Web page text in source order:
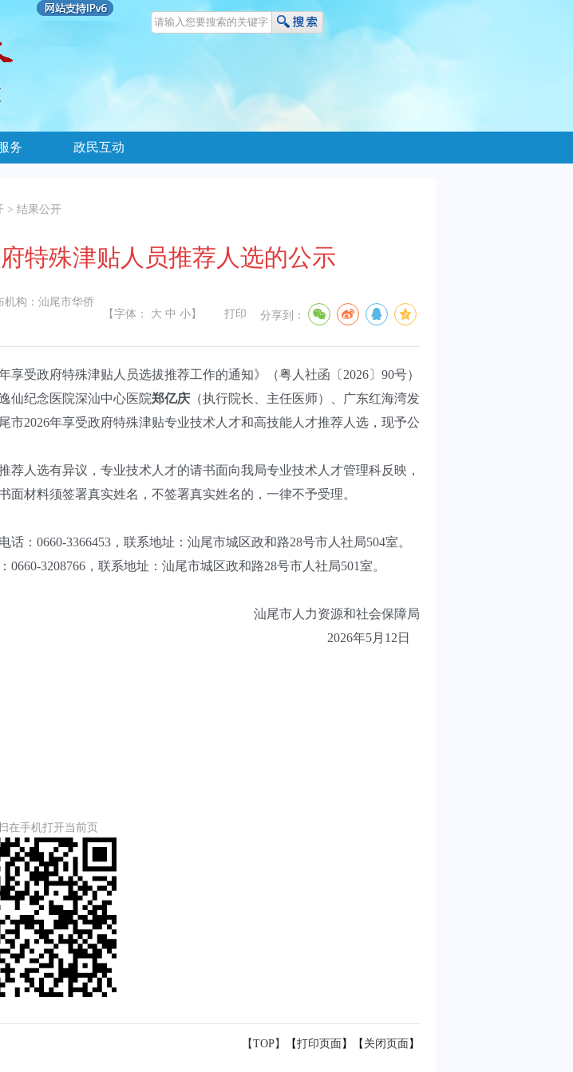
务 政民互动
> 结果公开
特殊津贴人员推荐人选的公示
构： 汕尾市华侨
【字体： 大 中 小 】 打印 分享到：
政府特殊津贴人员选拔推荐工作的通知》（粤人社函〔2026〕90号）
仙纪念医院深汕中心医院郑亿庆 （执行院长、主任医师）、广东红海湾发
市2026年享受政府特殊津贴专业技术人才和高技能人才推荐人选，现予公
人选有异议，专业技术人才的请书面向我局专业技术人才管理科反映，
材料须签署真实姓名，不签署真实姓名的，一律不予受理。
0660-3366453，联系地址：汕尾市城区政和路28号市人社局504室。
3208766，联系地址：汕尾市城区政和路28号市人社局501室。
汕尾市人力资源和社会保障局
2026年5月12日
在手机打开当前页
【TOP】 【打印页面 】【 关闭页面 】